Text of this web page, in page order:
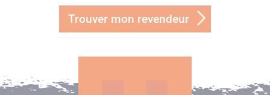
Trouver mon revendeur